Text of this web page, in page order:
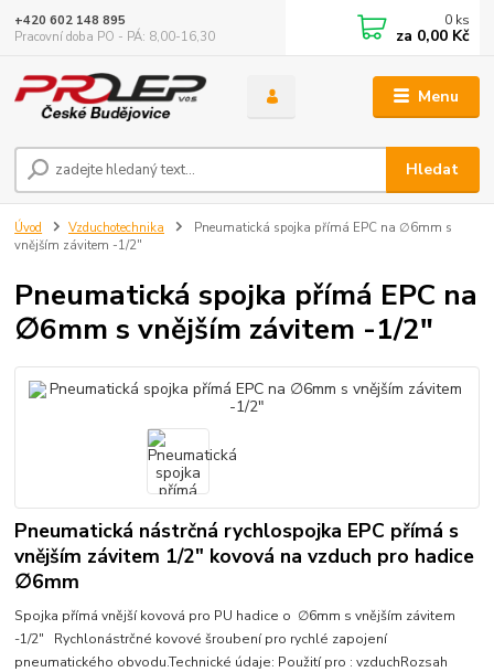
Menu
Hledat
+420 602 148 895
Pracovní doba PO - PÁ: 8,00-16,30
0 ks
za 0,00 Kč
Úvod Vzduchotechnika
Pneumatická spojka přímá EPC na ∅6mm s
vnějším závitem -1/2"
Pneumatická spojka přímá EPC na
∅6mm s vnějším závitem -1/2"
Pneumatická nástrčná rychlospojka EPC přímá s
vnějším závitem 1/2" kovová na vzduch pro hadice
∅6mm
Spojka přímá vnější kovová pro PU hadice o ∅6mm s vnějším závitem
-1/2" Rychlonástrčné kovové šroubení pro rychlé zapojení
pneumatického obvodu.Technické údaje: Použití pro : vzduchRozsah